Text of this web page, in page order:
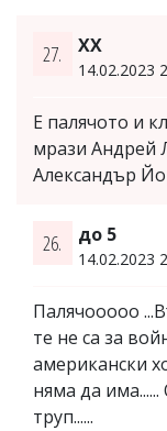
27. ХХ
14.02.2023
Е палячото и
мрази Андрей
Александър
26. до 5
14.02.2023
Палячооооо
те не са за
американски
няма да
труп......